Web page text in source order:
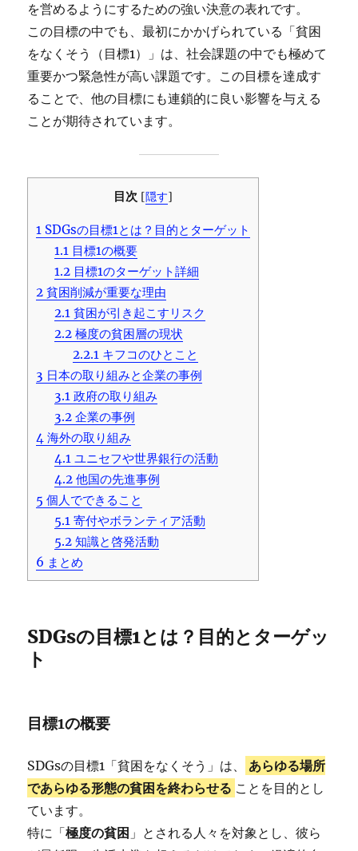
を営めるようにするための強い決意の表れです。
この目標の中でも、最初にかかげられている「貧困
をなくそう（目標1）」は、社会課題の中でも極めて
重要かつ緊急性が高い課題です。この目標を達成す
ることで、他の目標にも連鎖的に良い影響を与える
ことが期待されています。
目次 [隠す]
1 SDGsの目標1とは？目的とターゲット
1.1 目標1の概要
1.2 目標1のターゲット詳細
2 貧困削減が重要な理由
2.1 貧困が引き起こすリスク
2.2 極度の貧困層の現状
2.2.1 キフコのひとこと
3 日本の取り組みと企業の事例
3.1 政府の取り組み
3.2 企業の事例
4 海外の取り組み
4.1 ユニセフや世界銀行の活動
4.2 他国の先進事例
5 個人でできること
5.1 寄付やボランティア活動
5.2 知識と啓発活動
6 まとめ
SDGsの目標1とは？目的とターゲッ
ト
目標1の概要
SDGsの目標1「貧困をなくそう」は、
あらゆる場所
であらゆる形態の貧困を終わらせる ことを目的とし
ています。
特に「極度の貧困 」とされる人々を対象とし、彼ら